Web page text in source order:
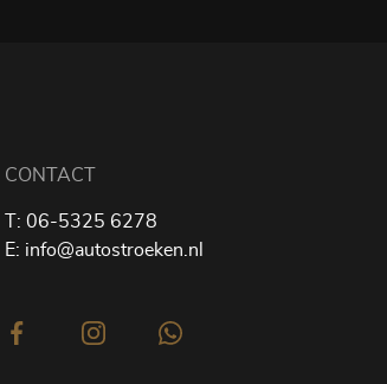
CONTACT
T: 06-5325 6278
E: info@autostroeken.nl